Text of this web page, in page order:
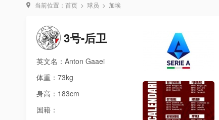
当前位置： 首页 > 球员 > 加埃
3号-后卫
英文名：Anton Gaaei
体重：73kg
身高：183cm
国籍：